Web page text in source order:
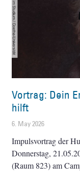
Vortrag: Dein
hilft
6. May 2026
Impulsvortrag der
Donnerstag,
(Raum 823) am